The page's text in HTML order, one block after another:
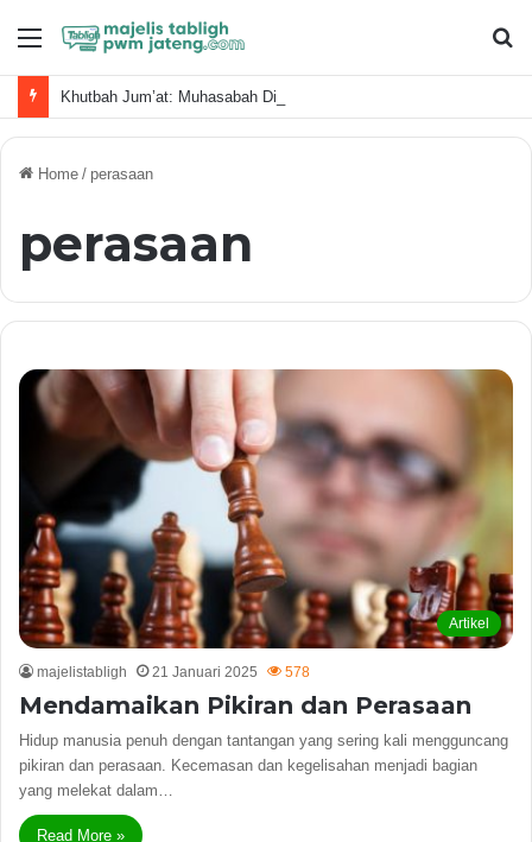
Menu
Home / perasaan
perasaan
Artikel
majelistabligh 21 Januari 2025 578
Mendamaikan Pikiran dan Perasaan
Hidup manusia penuh dengan tantangan yang sering kali mengguncang
pikiran dan perasaan. Kecemasan dan kegelisahan menjadi bagian
yang melekat dalam…
Read More »